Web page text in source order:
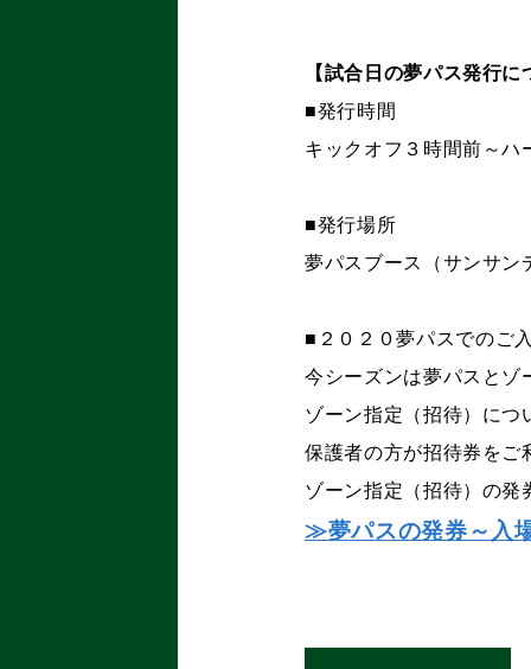
【試合日の夢パス発行に
■発行時間
キックオフ３時間前～ハ
■発行場所
夢パスブース（サンサン
■２０２０夢パスでのご
今シーズンは夢パスとゾ
ゾーン指定（招待）に
保護者の方が招待券をご
ゾーン指定（招待）の
≫夢パスの発券～入